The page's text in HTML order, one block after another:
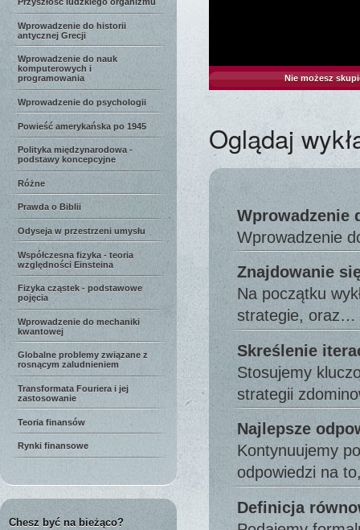
Wprowadzenie do historii
antycznej Grecji
Wprowadzenie do nauk
komputerowych i
programowania
Wprowadzenie do psychologii
Powieść amerykańska po 1945
Polityka międzynarodowa -
podstawy koncepcyjne
Różne
Prawda o Biblii
Odyseja w przestrzeni umysłu
Współczesna fizyka - teoria
względności Einsteina
Fizyka cząstek - podstawowe
pojęcia
Wprowadzenie do mechaniki
kwantowej
Globalne problemy związane z
rosnącym zaludnieniem
Transformata Fouriera i jej
zastosowanie
Teoria finansów
Rynki finansowe
Chesz być na bieżąco?
Nie możesz
Oglądaj
Wprowadzenie
Wprowadzenie
Znajdowanie
Na początku
strategie, oraz…
Skreślenie
Stosujemy
strategii
Najlepsze
Kontynuujemy
odpowiedzi na
Definicja